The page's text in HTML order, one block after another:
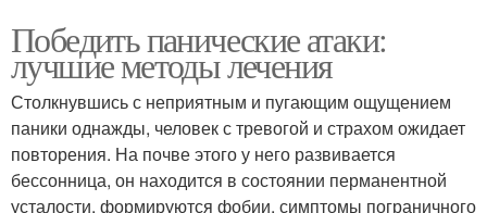
Победить панические атаки:
лучшие методы лечения
Столкнувшись с неприятным и пугающим ощущением
паники однажды, человек с тревогой и страхом ожидает
повторения. На почве этого у него развивается
бессонница, он находится в состоянии перманентной
усталости, формируются фобии, симптомы пограничного